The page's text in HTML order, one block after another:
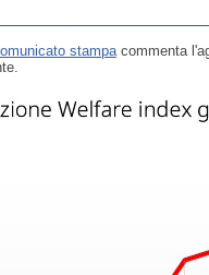
stampa commenta